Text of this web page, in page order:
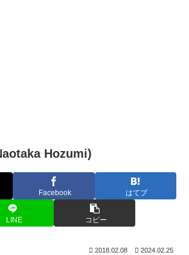
Hozumi)
Facebook はてブ
LINE コピー
2018.02.08 2024.02.25